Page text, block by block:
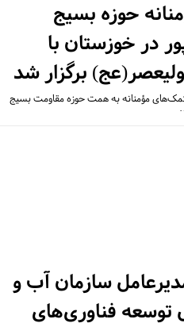
حوزه بسیج
در خوزستان با
برگزار شد
مؤمنانه به همت حوزه مقاومت بسیج
سازمان آب و
فناوری‌های